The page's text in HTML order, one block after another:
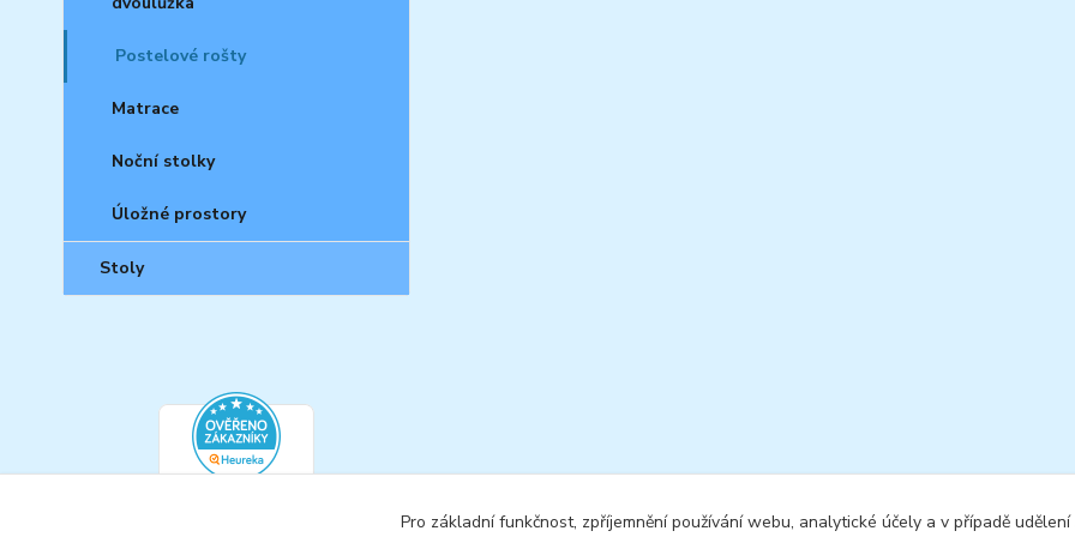
Postelové rošty
Matrace
Noční stolky
Úložné prostory
Stoly
Pro základní funkčnost, zpříjemnění používání webu, analytické účely a v případě